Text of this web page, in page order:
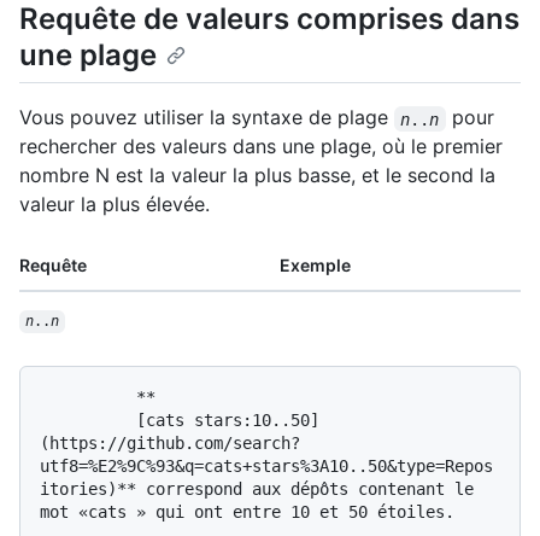
Requête de valeurs comprises dans
une plage
Vous pouvez utiliser la syntaxe de plage n..n
pour
rechercher des valeurs dans une plage, où le premier
nombre N est la valeur la plus basse, et le second la
valeur la plus élevée.
Requête Exemple
n..n
(https://github.com/search?
utf8=%E2%9C%93&q=cats+stars%3A10..50&type=Repos
itories)** correspond aux dépôts contenant le